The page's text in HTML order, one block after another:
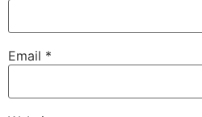
Email *